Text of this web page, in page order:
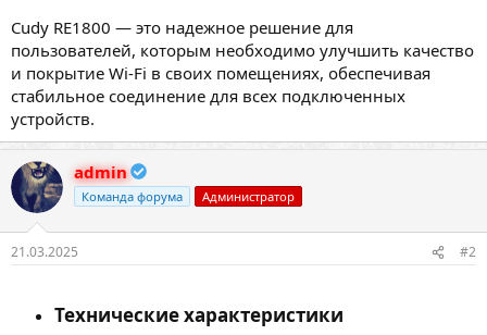
Cudy RE1800 — это надежное решение для
пользователей, которым необходимо улучшить качество
и покрытие Wi-Fi в своих помещениях, обеспечивая
стабильное соединение для всех подключенных
устройств.
admin
Команда форума Администратор
21.03.2025 #2
Технические характеристики​